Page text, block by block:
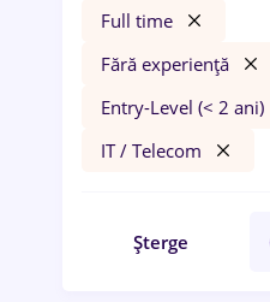
Full time
Fără experiență
Entry-Level (< 2 ani)
IT / Telecom
Șterge